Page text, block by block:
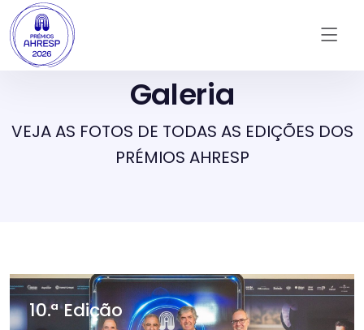
Galeria
VEJA AS FOTOS DE TODAS AS EDIÇÕES DOS
PRÉMIOS AHRESP
10.ª Edição